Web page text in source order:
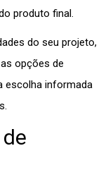
produto final.
do seu projeto,
opções de
escolha informada